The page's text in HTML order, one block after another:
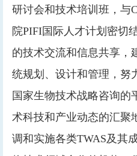
研讨会和技术培训班，与
院PIFI国际人才计划密切
的技术交流和信息共享，
统规划、设计和管理，努
国家生物技术战略咨询的
术科技和产业动态的汇聚
调和实施各类TWAS及其